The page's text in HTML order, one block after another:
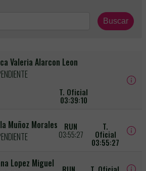
Buscar
Valeria Alarcon Leon
T. Oficial
03:39:10
Muñoz Morales
RUN
03:55:27
T.
Oficial
03:55:27
Lopez Miguel
RUN T. Oficial